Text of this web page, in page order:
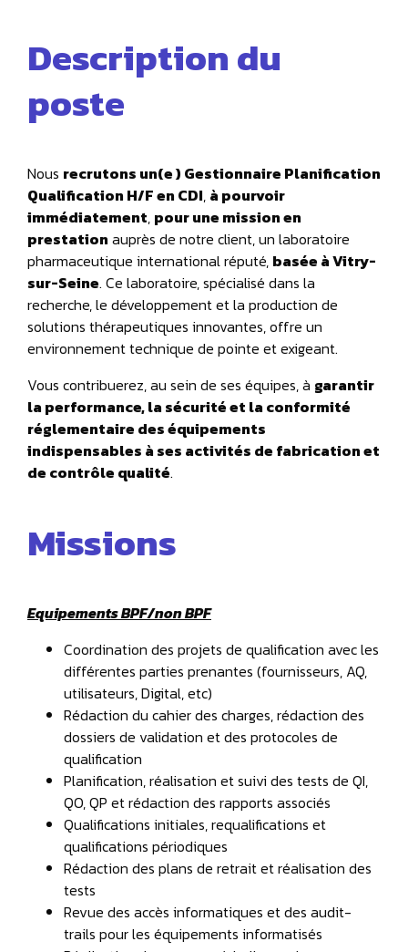
Description du
poste
Nous recrutons un(e ) Gestionnaire Planification
Qualification H/F en CDI, à pourvoir
immédiatement, pour une mission en
prestation auprès de notre client, un laboratoire
pharmaceutique international réputé, basée à Vitry-
sur-Seine. Ce laboratoire, spécialisé dans la
recherche, le développement et la production de
solutions thérapeutiques innovantes, offre un
environnement technique de pointe et exigeant.
Vous contribuerez, au sein de ses équipes, à garantir
la performance, la sécurité et la conformité
réglementaire des équipements
indispensables à ses activités de fabrication et
de contrôle qualité.
Missions
Equipements BPF/non BPF
Coordination des projets de qualification avec les
différentes parties prenantes (fournisseurs, AQ,
utilisateurs, Digital, etc)
Rédaction du cahier des charges, rédaction des
dossiers de validation et des protocoles de
qualification
Planification, réalisation et suivi des tests de QI,
QO, QP et rédaction des rapports associés
Qualifications initiales, requalifications et
qualifications périodiques
Rédaction des plans de retrait et réalisation des
tests
Revue des accès informatiques et des audit-
trails pour les équipements informatisés